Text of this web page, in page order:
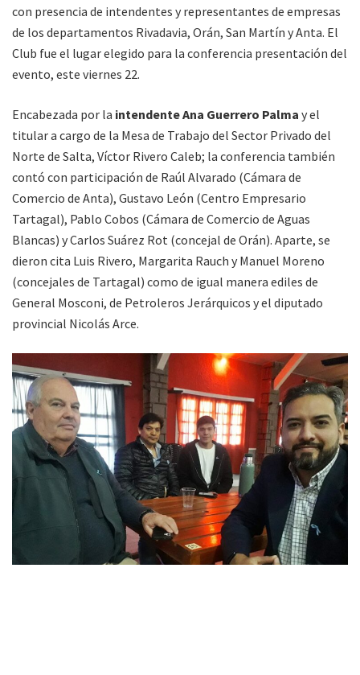
con presencia de intendentes y representantes de empresas
de los departamentos Rivadavia, Orán, San Martín y Anta. El
Club fue el lugar elegido para la conferencia presentación del
evento, este viernes 22.
Encabezada por la intendente Ana Guerrero Palma y el
titular a cargo de la Mesa de Trabajo del Sector Privado del
Norte de Salta, Víctor Rivero Caleb; la conferencia también
contó con participación de Raúl Alvarado (Cámara de
Comercio de Anta), Gustavo León (Centro Empresario
Tartagal), Pablo Cobos (Cámara de Comercio de Aguas
Blancas) y Carlos Suárez Rot (concejal de Orán). Aparte, se
dieron cita Luis Rivero, Margarita Rauch y Manuel Moreno
(concejales de Tartagal) como de igual manera ediles de
General Mosconi, de Petroleros Jerárquicos y el diputado
provincial Nicolás Arce.